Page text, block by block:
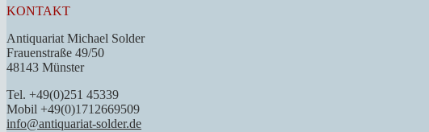
KONTAKT
Antiquariat Michael Solder
Frauenstraße 49/50
48143 Münster
Tel. +49(0)251 45339
Mobil +49(0)1712669509
info@antiquariat-solder.de